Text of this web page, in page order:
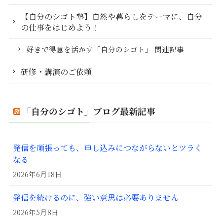
【自分のシゴト塾】自然や暮らしをテーマに、自分
の仕事をはじめよう！
好きで得意を活かす「自分のシゴト」 関連記事
研修・講演のご依頼
「自分のシゴト」ブログ最新記事
発信を頑張っても、申し込みにつながらないとツラく
なる
2026年6月18日
発信を続けるのに、強い意思は必要ありません
2026年5月8日